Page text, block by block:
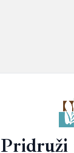
Pridruži